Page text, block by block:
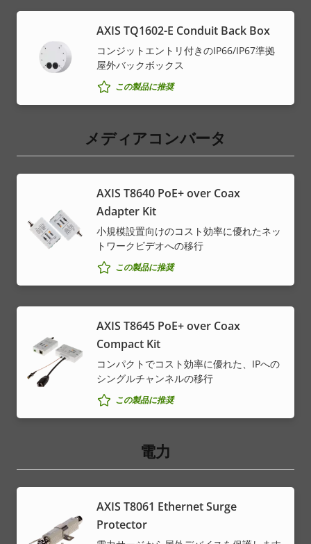
AXIS TQ1602-E Conduit Back Box
コンジットエントリ付きのIP66/IP67準拠
屋外バックボックス
この製品に推奨
メディアコンバータ
AXIS T8640 PoE+ over Coax
Adapter Kit
小規模設置向けのコスト効率に優れたネッ
トワークビデオへの移行
この製品に推奨
AXIS T8645 PoE+ over Coax
Compact Kit
コンパクトでコスト効率に優れた、IPへの
シングルチャンネルの移行
この製品に推奨
電力
AXIS T8061 Ethernet Surge
Protector